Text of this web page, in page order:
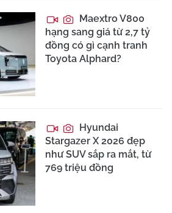
Maextro V800
hạng sang giá từ 2,7 tỷ
đồng có gì cạnh tranh
Toyota Alphard?
Hyundai
Stargazer X 2026 đẹp
như SUV sắp ra mắt, từ
769 triệu đồng